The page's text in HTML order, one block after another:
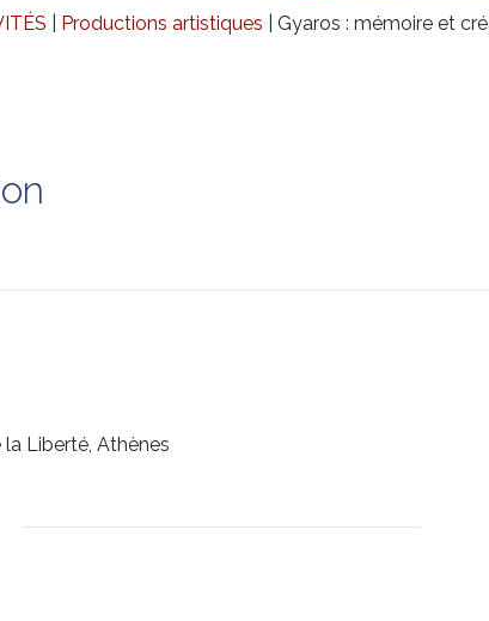
Productions artistiques Gyaros : mémoire et
Liberté, Athènes